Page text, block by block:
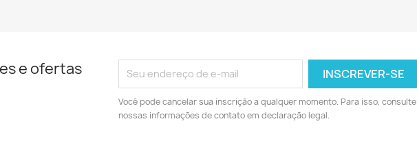
e ofertas
Você pode cancelar sua inscrição a qualquer momento. Para isso, consulte
nossas informações de contato em declaração legal.